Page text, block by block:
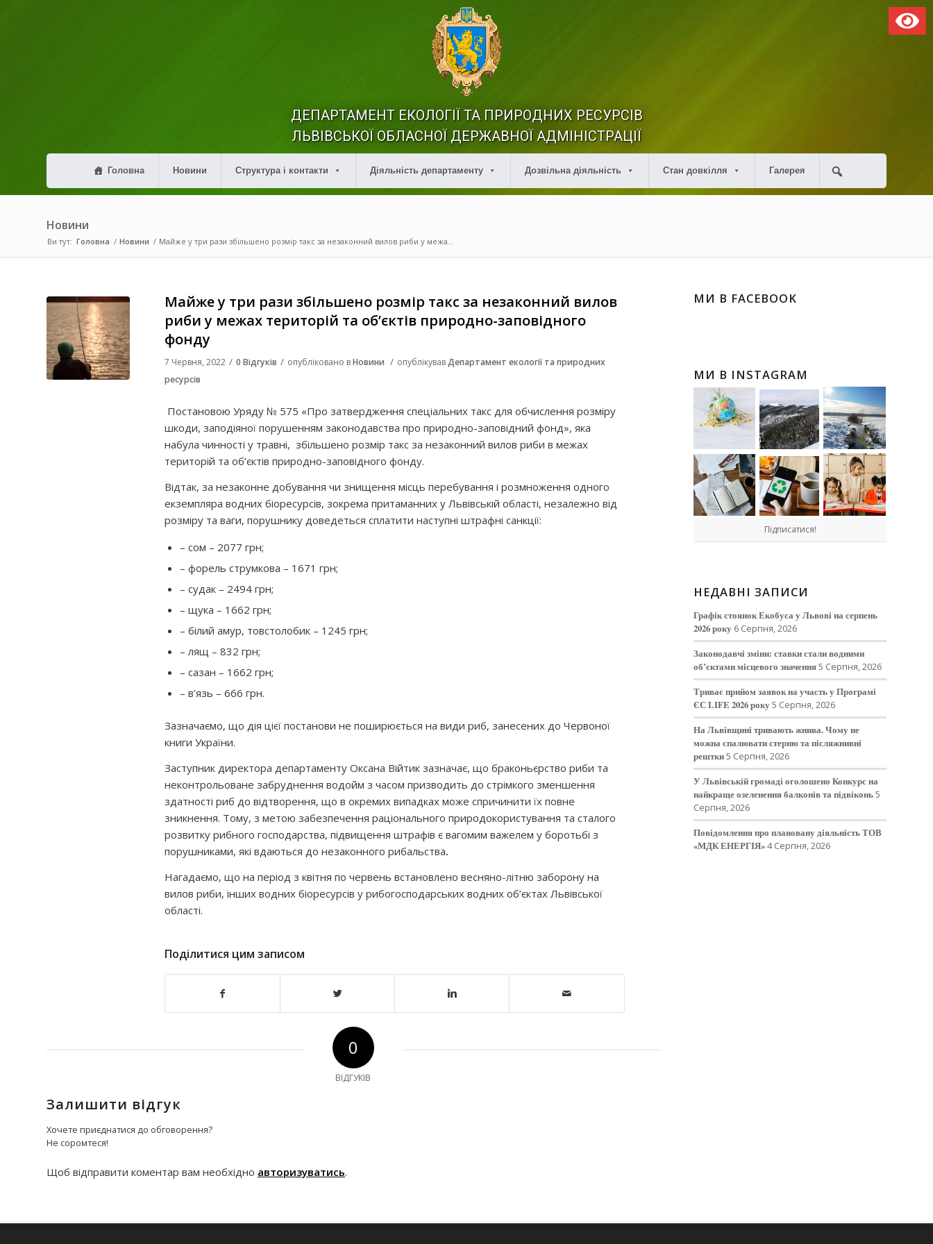
ДЕПАРТАМЕНТ ЕКОЛОГІЇ ТА ПРИРОДНИХ РЕСУРСІВ
ЛЬВІВСЬКОЇ ОБЛАСНОЇ ДЕРЖАВНОЇ АДМІНІСТРАЦІЇ
Головна Новини Структура і контакти Діяльність департаменту Дозвільна діяльність Стан довкілля Галерея
Новини
Ви тут: Головна / Новини / Майже у три рази збільшено розмір такс за незаконний вилов риби у межа...
Майже у три рази збільшено розмір такс за незаконний вилов
риби у межах територій та об’єктів природно-заповідного
фонду
7 Червня, 2022 / 0 Відгуків / опубліковано вНовини / опублікувавДепартамент екології та природних
ресурсів
Постановою Уряду № 575 «Про затвердження спеціальних такс для обчислення розміру
шкоди, заподіяної порушенням законодавства про природно-заповідний фонд», яка
набула чинності у травні, збільшено розмір такс за незаконний вилов риби в межах
територій та об’єктів природно-заповідного фонду.
Відтак, за незаконне добування чи знищення місць перебування і розмноження одного
екземпляра водних біоресурсів, зокрема притаманних у Львівській області, незалежно від
розміру та ваги, порушнику доведеться сплатити наступні штрафні санкції:
– сом – 2077 грн;
– форель струмкова – 1671 грн;
– судак – 2494 грн;
– щука – 1662 грн;
– білий амур, товстолобик – 1245 грн;
– лящ – 832 грн;
– сазан – 1662 грн;
– в’язь – 666 грн.
Зазначаємо, що дія цієї постанови не поширюється на види риб, занесених до Червоної
книги України.
Заступник директора департаменту Оксана Війтик зазначає, що браконьєрство риби та
неконтрольоване забруднення водойм з часом призводить до стрімкого зменшення
здатності риб до відтворення, що в окремих випадках може спричинити їх повне
зникнення. Тому, з метою забезпечення раціонального природокористування та сталого
розвитку рибного господарства, підвищення штрафів є вагомим важелем у боротьбі з
порушниками, які вдаються до незаконного рибальства.
Нагадаємо, що на період з квітня по червень встановлено весняно-літню заборону на
вилов риби, інших водних біоресурсів у рибогосподарських водних об’єктах Львівської
області.
Поділитися цим записом
0
ВІДГУКІВ
Залишити відгук
Хочете приєднатися до обговорення?
Не соромтеся!
Щоб відправити коментар вам необхідно авторизуватись.
МИ В FACEBOOK
МИ В INSTAGRAM
Підписатися!
НЕДАВНІ ЗАПИСИ
Графік стоянок Екобуса у Львові на серпень
2026 року 6 Серпня, 2026
Законодавчі зміни: ставки стали водними
об’єктами місцевого значення5 Серпня, 2026
Триває прийом заявок на участь у Програмі
ЄС LIFE 2026 року5 Серпня, 2026
На Львівщині тривають жнива. Чому не
можна спалювати стерню та післяжнивні
рештки5 Серпня, 2026
У Львівській громаді оголошено Конкурс на
найкраще озеленення балконів та підвіконь5
Серпня, 2026
Повідомлення про плановану діяльність ТОВ
«МДК ЕНЕРГІЯ»4 Серпня, 2026